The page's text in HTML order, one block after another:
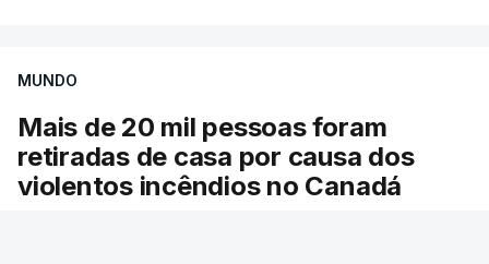
MUNDO
Mais de 20 mil pessoas foram
retiradas de casa por causa dos
violentos incêndios no Canadá